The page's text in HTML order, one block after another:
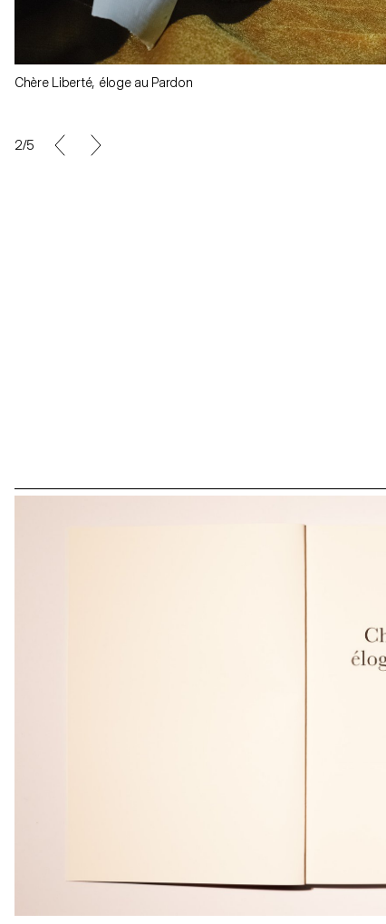
Chère Liberté, éloge au Pardon
2/5